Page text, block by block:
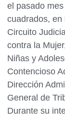
el pasado
cuadrados, en
Circuito
contra la
Niñas y
Contencioso
Dirección
General de
Durante su